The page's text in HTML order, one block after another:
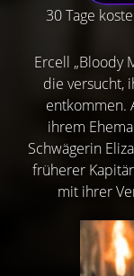
30 Tage
Ercell „Bloody
die versucht,
entkommen.
ihrem
Schwägerin
früherer
mit ihrer